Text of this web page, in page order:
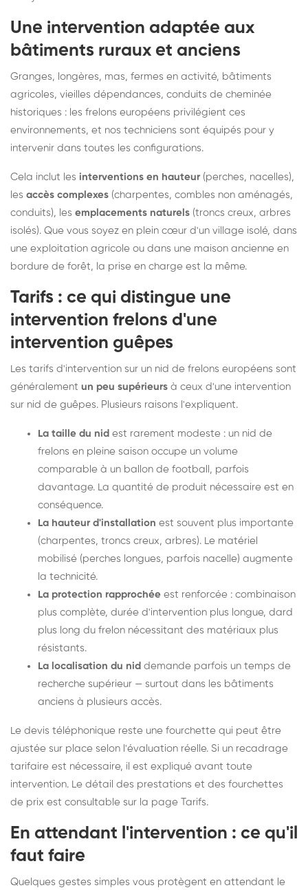
Une intervention adaptée aux
bâtiments ruraux et anciens
Granges, longères, mas, fermes en activité, bâtiments
agricoles, vieilles dépendances, conduits de cheminée
historiques : les frelons européens privilégient ces
environnements, et nos techniciens sont équipés pour y
intervenir dans toutes les configurations.
Cela inclut les interventions en hauteur (perches, nacelles),
les accès complexes (charpentes, combles non aménagés,
conduits), les emplacements naturels (troncs creux, arbres
isolés). Que vous soyez en plein cœur d'un village isolé, dans
une exploitation agricole ou dans une maison ancienne en
bordure de forêt, la prise en charge est la même.
Tarifs : ce qui distingue une
intervention frelons d'une
intervention guêpes
Les tarifs d'intervention sur un nid de frelons européens sont
généralement un peu supérieurs à ceux d'une intervention
sur nid de guêpes. Plusieurs raisons l'expliquent.
La taille du nid est rarement modeste : un nid de
frelons en pleine saison occupe un volume
comparable à un ballon de football, parfois
davantage. La quantité de produit nécessaire est en
conséquence.
La hauteur d'installation est souvent plus importante
(charpentes, troncs creux, arbres). Le matériel
mobilisé (perches longues, parfois nacelle) augmente
la technicité.
La protection rapprochée est renforcée : combinaison
plus complète, durée d'intervention plus longue, dard
plus long du frelon nécessitant des matériaux plus
résistants.
La localisation du nid demande parfois un temps de
recherche supérieur — surtout dans les bâtiments
anciens à plusieurs accès.
Le devis téléphonique reste une fourchette qui peut être
ajustée sur place selon l'évaluation réelle. Si un recadrage
tarifaire est nécessaire, il est expliqué avant toute
intervention. Le détail des prestations et des fourchettes
de prix est consultable sur la page Tarifs.
En attendant l'intervention : ce qu'il
faut faire
Quelques gestes simples vous protègent en attendant le